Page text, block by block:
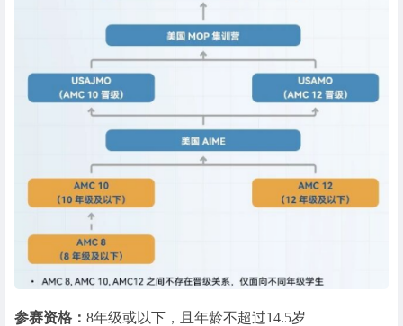
参赛资格： 8年级或以下，且年龄不超过14.5岁